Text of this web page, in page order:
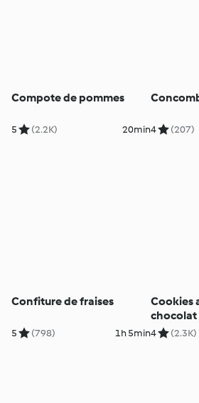
Compote de pommes
5 (2.2K) 20min4 (207)
Confiture de fraises
5 (798) 1h 5min
Cookies
chocolat
4 (2.3K)